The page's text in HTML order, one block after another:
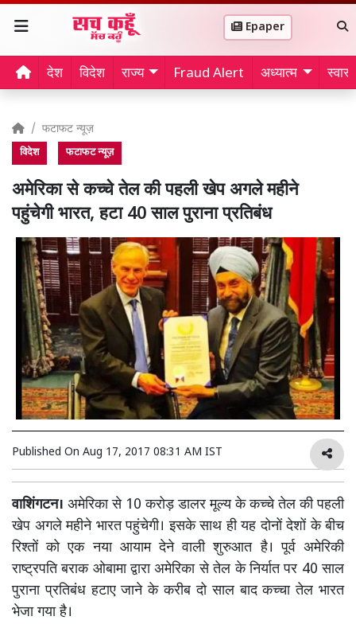
Epaper
देश विदेश राज्य Fraud Alert अध्यात्म
फटाफट न्यूज़
विदेश फटाफट न्यूज़
अमेरिका से कच्चे तेल की पहली खेप अगले महीने
पहुंचेगी भारत, हटा 40 साल पुराना प्रतिबंध
Published On Aug 17, 2017 08:31 AM IST
वाशिंगटन। अमेरिका से 10 करोड़ डालर मूल्य के कच्चे तेल की पहली
खेप अगले महीने भारत पहुंचेगी। इसके साथ ही यह दोनों देशों के बीच
रिश्तों को एक नया आयाम देने वाली शुरुआत है। पूर्व अमेरिकी
राष्ट्रपति बराक ओबामा द्वारा अमेरिका से तेल के निर्यात पर 40 साल
पुराना प्रतिबंध हटाए जाने के करीब दो साल बाद कच्चा तेल भारत
भेजा गया है।